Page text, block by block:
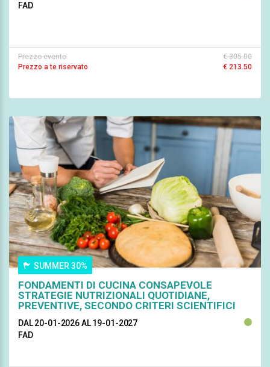
FAD
Prezzo evento
€ 305.00
Prezzo a te riservato
€ 213.50
SUMMER 30%
FONDAMENTI DI CUCINA CONSAPEVOLE
STRATEGIE NUTRIZIONALI QUOTIDIANE,
PREVENTIVE, SECONDO CRITERI SCIENTIFICI
DAL 20-01-2026AL 19-01-2027
FAD